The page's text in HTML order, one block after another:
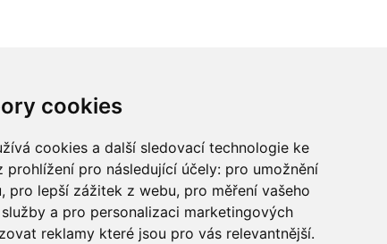
cookies
cookies a další sledovací technologie ke
prohlížení pro následující účely: pro umožnění
, pro lepší zážitek z webu, pro měření vašeho
a pro personalizaci marketingových
reklamy které jsou pro vás relevantnější.
Chcete spolupracovat?